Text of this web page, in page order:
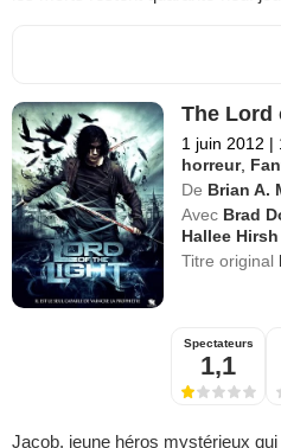
The Lord
1 juin 2012 |
horreur,
De Brian A.
Avec Brad
Hallee Hirsh
Titre original
Spectateurs
1,1
Jacob, jeune héros mystérieux